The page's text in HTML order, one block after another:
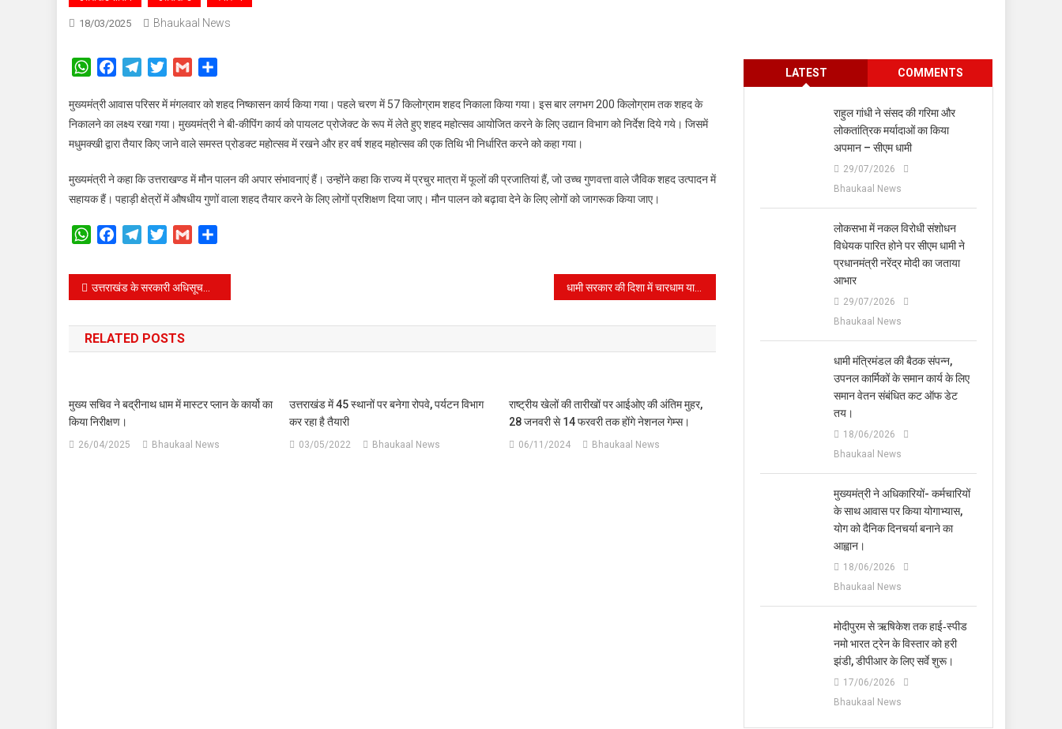
18/03/2025 Bhaukaal News
WhatsAppFacebookTelegramTwitterGmail
मुख्यमंत्री आवास परिसर में मंगलवार को शहद निष्कासन कार्य किया गया। पहले चरण में 57 किलोग्राम शहद निकाला किया गया। इस बार लगभग 200 किलोग्राम तक शहद के
निकालने का लक्ष्य रखा गया। मुख्यमंत्री ने बी-कीपिंग कार्य को पायलट प्रोजेक्ट के रूप में लेते हुए शहद महोत्सव आयोजित करने के लिए उद्यान विभाग को निर्देश दिये गये। जिसमें
मधुमक्खी द्वारा तैयार किए जाने वाले समस्त प्रोडक्ट महोत्सव में रखने और हर वर्ष शहद महोत्सव की एक तिथि भी निर्धारित करने को कहा गया।
मुख्यमंत्री ने कहा कि उत्तराखण्ड में मौन पालन की अपार संभावनाएं हैं। उन्होंने कहा कि राज्य में प्रचुर मात्रा में फूलों की प्रजातियां हैं, जो उच्च गुणवत्ता वाले जैविक शहद उत्पादन में
सहायक हैं। पहाड़ी क्षेत्रों में औषधीय गुणों वाला शहद तैयार करने के लिए लोगों प्रशिक्षण दिया जाए। मौन पालन को बढ़ावा देने के लिए लोगों को जागरूक किया जाए।
WhatsAppFacebookTelegramTwitterGmail
Post
navigation
उत्तराखंड के सरकारी अधिसूचनाओं में विक्रम संवत एवं हिन्दू माह का होगा उल्लेख। धामी सरकार की दिशा में चारधाम यात्रा 2025 के लिए स्वास्थ्य सेवाओं में बड़े सुधार, श्रद्धालुओं को मिलेगा बेहतरीन इलाज।
RELATED POSTS
मुख्य सचिव ने बद्रीनाथ धाम में मास्टर प्लान के कार्यो का
किया निरीक्षण।
26/04/2025 Bhaukaal News
उत्तराखंड में 45 स्थानों पर बनेगा रोपवे, पर्यटन विभाग
कर रहा है तैयारी
03/05/2022 Bhaukaal News
राष्ट्रीय खेलों की तारीखों पर आईओए की अंतिम मुहर,
28 जनवरी से 14 फरवरी तक होंगे नेशनल गेम्स।
06/11/2024 Bhaukaal News
LATEST COMMENTS
राहुल गांधी ने संसद की गरिमा और
लोकतांत्रिक मर्यादाओं का किया
अपमान – सीएम धामी
29/07/2026
Bhaukaal News
लोकसभा में नकल विरोधी संशोधन
विधेयक पारित होने पर सीएम धामी ने
प्रधानमंत्री नरेंद्र मोदी का जताया
आभार
29/07/2026
Bhaukaal News
धामी मंत्रिमंडल की बैठक संपन्न,
उपनल कार्मिकों के समान कार्य के लिए
समान वेतन संबंधित कट ऑफ डेट
तय।
18/06/2026
Bhaukaal News
मुख्यमंत्री ने अधिकारियों- कर्मचारियों
के साथ आवास पर किया योगाभ्यास,
योग को दैनिक दिनचर्या बनाने का
आह्वान।
18/06/2026
Bhaukaal News
मोदीपुरम से ऋषिकेश तक हाई‑स्पीड
नमो भारत ट्रेन के विस्तार को हरी
झंडी, डीपीआर के लिए सर्वे शुरू।
17/06/2026
Bhaukaal News